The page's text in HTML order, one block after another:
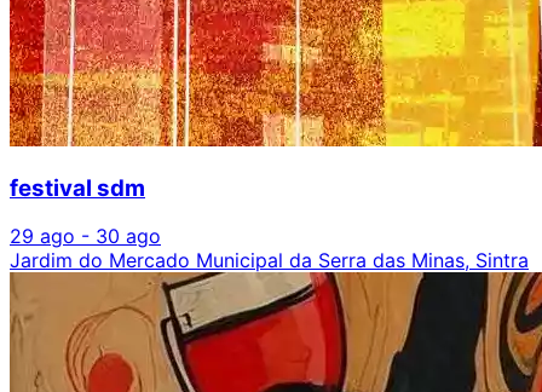
festival sdm
29 ago - 30 ago
Jardim do Mercado Municipal da Serra das Minas, Sintra